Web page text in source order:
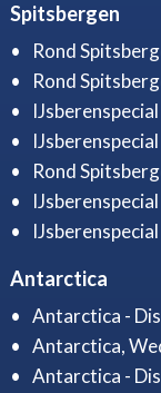
Spitsbergen
Rond
Rond
IJsberenspecial
IJsberenspecial
Rond
IJsberenspecial
IJsberenspecial
Antarctica
Antarctica -
Antarctica,
Antarctica -